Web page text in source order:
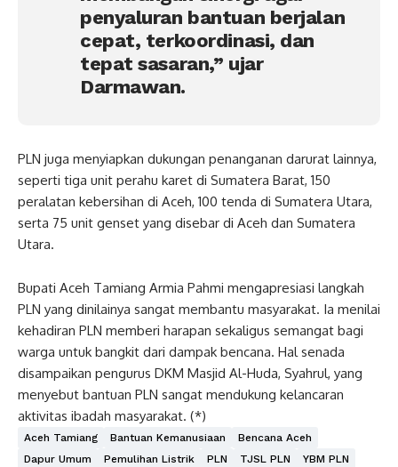
penyaluran bantuan berjalan
cepat, terkoordinasi, dan
tepat sasaran,” ujar
Darmawan.
PLN juga menyiapkan dukungan penanganan darurat lainnya,
seperti tiga unit perahu karet di Sumatera Barat, 150
peralatan kebersihan di Aceh, 100 tenda di Sumatera Utara,
serta 75 unit genset yang disebar di Aceh dan Sumatera
Utara.
Bupati Aceh Tamiang Armia Pahmi mengapresiasi langkah
PLN yang dinilainya sangat membantu masyarakat. Ia menilai
kehadiran PLN memberi harapan sekaligus semangat bagi
warga untuk bangkit dari dampak bencana. Hal senada
disampaikan pengurus DKM Masjid Al-Huda, Syahrul, yang
menyebut bantuan PLN sangat mendukung kelancaran
aktivitas ibadah masyarakat. (*)
Aceh Tamiang Bantuan Kemanusiaan
Bencana Aceh
Dapur Umum
Pemulihan Listrik PLN TJSL PLN YBM PLN